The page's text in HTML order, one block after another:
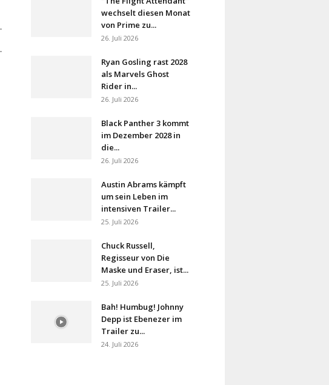
wechselt diesen Monat
von Prime zu...
26. Juli 2026
Ryan Gosling rast 2028
als Marvels Ghost
Rider in...
26. Juli 2026
Black Panther 3 kommt
im Dezember 2028 in
die...
26. Juli 2026
Austin Abrams kämpft
um sein Leben im
intensiven Trailer...
25. Juli 2026
Chuck Russell,
Regisseur von Die
Maske und Eraser, ist...
25. Juli 2026
Bah! Humbug! Johnny
Depp ist Ebenezer im
Trailer zu...
24. Juli 2026